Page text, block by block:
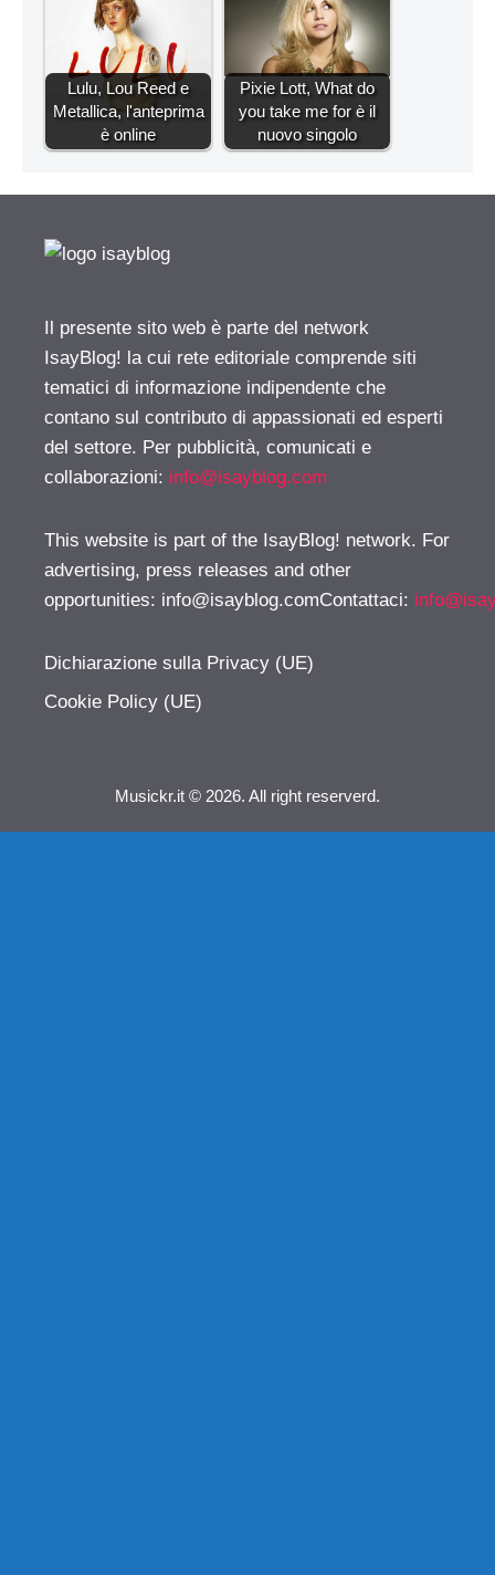
Lulu, Lou Reed e
Metallica, l'anteprima
è online
Pixie Lott, What do
you take me for è il
nuovo singolo
Il presente sito web è parte del network
IsayBlog! la cui rete editoriale comprende siti
tematici di informazione indipendente che
contano sul contributo di appassionati ed esperti
del settore. Per pubblicità, comunicati e
collaborazioni: info@isayblog.com
This website is part of the IsayBlog! network. For
advertising, press releases and other
opportunities: info@isayblog.comContattaci:
Dichiarazione sulla Privacy (UE)
Cookie Policy (UE)
Musickr.it © 2026. All right reserverd.